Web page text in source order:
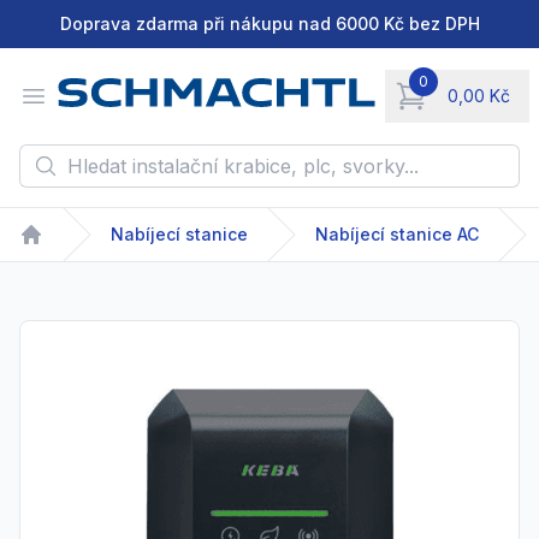
Doprava zdarma při nákupu nad 6000 Kč bez DPH
Open menu
0
0,00 Kč
items in cart,
Hledat instalační krabice, plc, svorky...
Home
Nabíjecí stanice Nabíjecí stanice AC